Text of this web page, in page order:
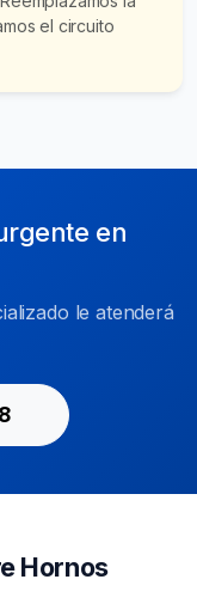
el circuito
en
le atenderá
Hornos